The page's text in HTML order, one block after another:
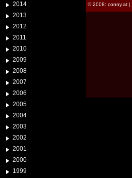
2014
2013
2012
2011
2010
2009
2008
2007
2006
2005
2004
2003
2002
2001
2000
1999
© 2008: conny.at |